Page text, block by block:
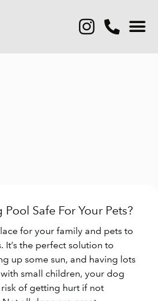
Safe For Your Pets?
for your family and pets to
It’s the perfect solution to
up some sun, and having lots
small children, your dog
of getting hurt if not